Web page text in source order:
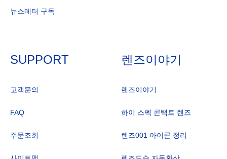
뉴스레터 구독
SUPPORT
고객문의
FAQ
주문조회
렌즈이야기
렌즈이야기
하이 스펙 콘택트 렌즈
렌즈001 아이콘 정리